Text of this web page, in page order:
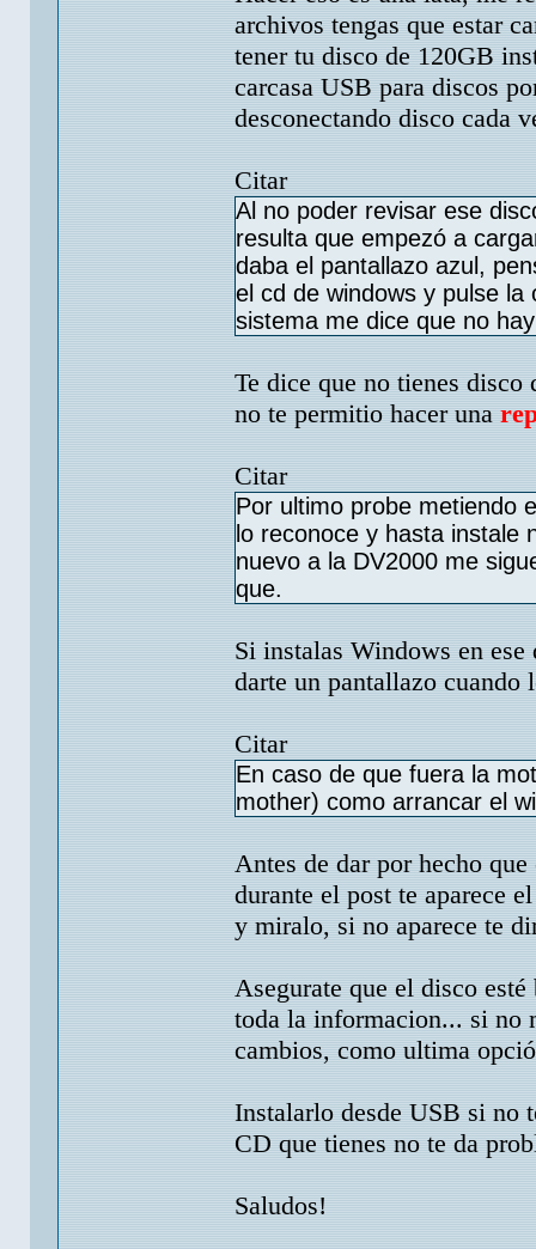
archivos tengas que estar
tener tu disco de 120GB
carcasa USB para discos
desconectando disco cada
Citar
Al no poder revisar ese
resulta que empezó a
daba el pantallazo azul,
el cd de windows y pulse
sistema me dice que no
Te dice que no tienes disco
no te permitio hacer una
Citar
Por ultimo probe metiendo
lo reconoce y hasta instale
nuevo a la DV2000 me
que.
Si instalas Windows en
darte un pantallazo cuando
Citar
En caso de que fuera la
mother) como arrancar el
Antes de dar por hecho
durante el post te aparece
y miralo, si no aparece te
Asegurate que el disco
toda la informacion... si no
cambios, como ultima
Instalarlo desde USB si no
CD que tienes no te da
Saludos!